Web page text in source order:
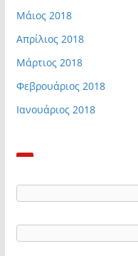
Μάιος 2018
Απρίλιος 2018
Μάρτιος 2018
Φεβρουάριος 2018
Ιανουάριος 2018